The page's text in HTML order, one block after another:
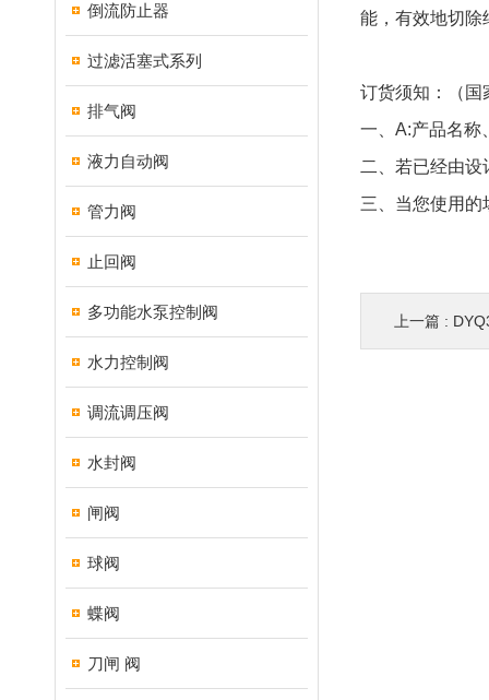
倒流防止器
过滤活塞式系列
排气阀
液力自动阀
管力阀
止回阀
多功能水泵控制阀
水力控制阀
调流调压阀
水封阀
闸阀
球阀
蝶阀
刀闸 阀
能，有效地切除
订货须知：（国
一、 A:产品名称
二、若已经由
三、当您使用的
上一篇 :